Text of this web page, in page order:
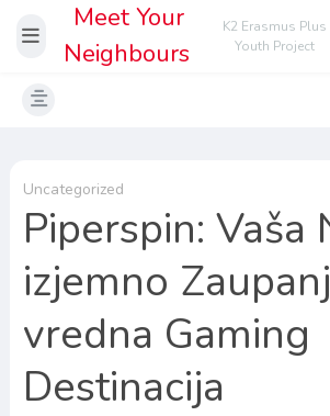
Meet Your
Neighbours
K2 Erasmus Plus
Youth Project
Uncategorized
Piperspin: Vaša
izjemno
vredna Gaming
Destinacija